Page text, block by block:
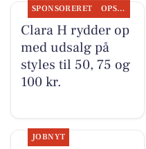
SPONSORERET OPSLAGSTAVLEN
Clara H rydder op
med udsalg på
styles til 50, 75 og
100 kr.
JOBNYT